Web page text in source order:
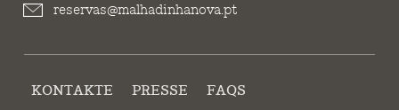
reservas@malhadinhanova.pt
KONTAKTE PRESSE
FAQS